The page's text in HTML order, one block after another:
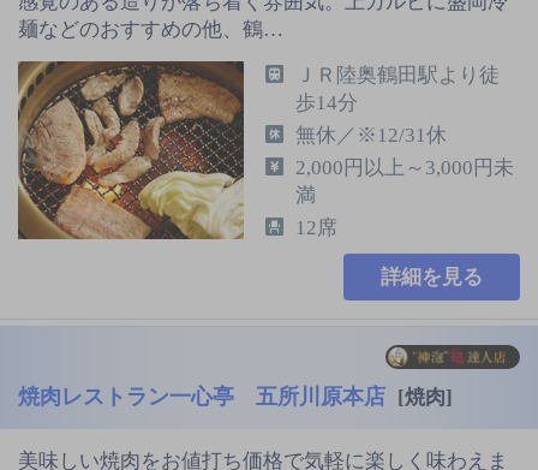
麺などのおすすめの他、鶴…
ＪＲ陸奥鶴田駅より徒
歩14分
無休／※12/31休
2,000円以上～3,000円未
満
12席
詳細を見る
焼肉レストラン一心亭 五所川原本店 [焼肉]
美味しい焼肉をお値打ち価格で気軽に楽しく味わえま